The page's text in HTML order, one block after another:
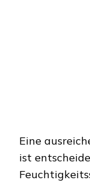
Eine
ist